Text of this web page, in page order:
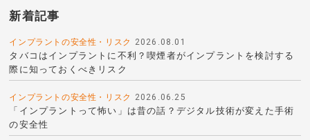
新着記事
インプラントの安全性・リスク 2026.08.01
タバコはインプラントに不利？喫煙者がインプラントを検討する
際に知っておくべきリスク
インプラントの安全性・リスク 2026.06.25
「インプラントって怖い」は昔の話？デジタル技術が変えた手術
の安全性